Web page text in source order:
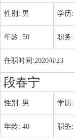
性别: 男 学历:
年龄: 50 职务:
任职时间:2020/6/23
段春宁
性别: 男 学历:
年龄: 40 职务: